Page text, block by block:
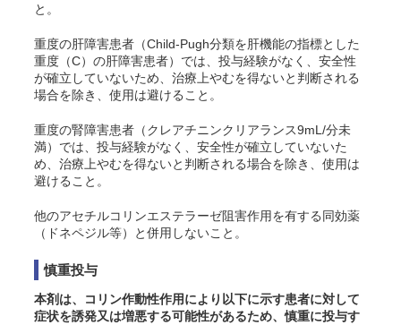
と。
重度の肝障害患者（Child-Pugh分類を肝機能の指標とした
重度（C）の肝障害患者）では、投与経験がなく、安全性
が確立していないため、治療上やむを得ないと判断される
場合を除き、使用は避けること。
重度の腎障害患者（クレアチニンクリアランス9mL/分未
満）では、投与経験がなく、安全性が確立していないた
め、治療上やむを得ないと判断される場合を除き、使用は
避けること。
他のアセチルコリンエステラーゼ阻害作用を有する同効薬
（ドネペジル等）と併用しないこと。
慎重投与
本剤は、コリン作動性作用により以下に示す患者に対して
症状を誘発又は増悪する可能性があるため、慎重に投与す